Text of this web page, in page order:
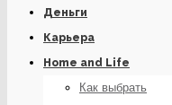
Деньги
Карьера
Home and Life
Как выбрать